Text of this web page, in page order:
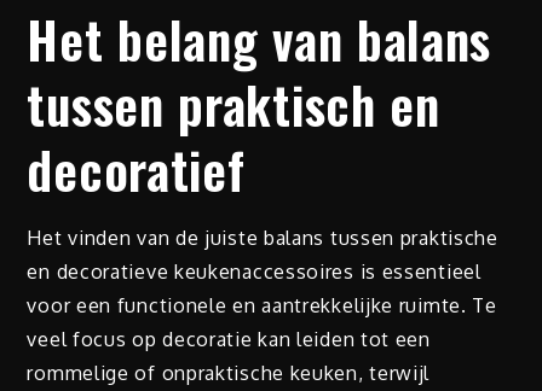
Het belang van balans
tussen praktisch en
decoratief
Het vinden van de juiste balans tussen praktische
en decoratieve keukenaccessoires is essentieel
voor een functionele en aantrekkelijke ruimte. Te
veel focus op decoratie kan leiden tot een
rommelige of onpraktische keuken, terwijl